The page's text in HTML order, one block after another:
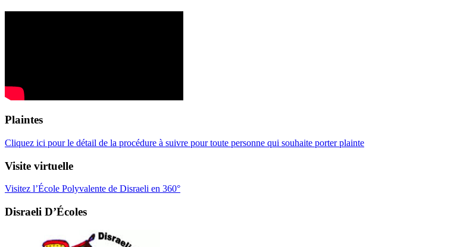
Plaintes
Cliquez ici pour le détail de la procédure à suivre pour toute personne qui souhaite porter plainte
Visite virtuelle
Visitez l’École Polyvalente de Disraeli en 360°
Disraeli D’Écoles